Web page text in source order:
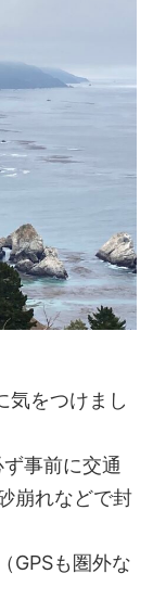
気をつけまし
事前に交通
崩れなどで封
GPSも圏外な